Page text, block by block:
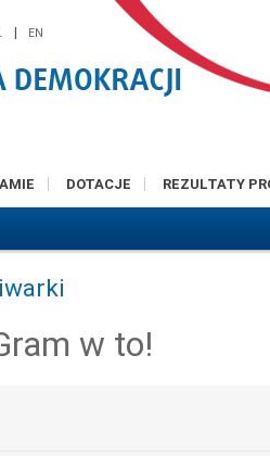
| EN
DOTACJE REZULTATY
w to!